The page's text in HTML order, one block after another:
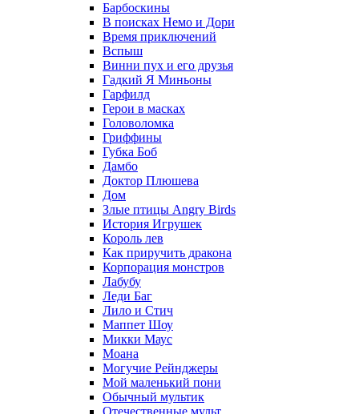
Барбоскины
В поисках Немо и Дори
Время приключений
Вспыш
Винни пух и его друзья
Гадкий Я Миньоны
Гарфилд
Герои в масках
Головоломка
Гриффины
Губка Боб
Дамбо
Доктор Плюшева
Дом
Злые птицы Angry Birds
История Игрушек
Король лев
Как приручить дракона
Корпорация монстров
Лабубу
Леди Баг
Лило и Стич
Маппет Шоу
Микки Маус
Моана
Могучие Рейнджеры
Мой маленький пони
Обычный мультик